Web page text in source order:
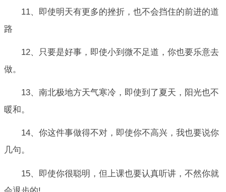
11、即使明天有更多的挫折，也不会挡住的前进的道
路
12、只要是好事，即使小到微不足道，你也要乐意去
做。
13、南北极地方天气寒冷，即使到了夏天，阳光也不
暖和。
14、你这件事做得不对，即使你不高兴，我也要说你
几句。
15、即使你很聪明，但上课也要认真听讲，不然你就